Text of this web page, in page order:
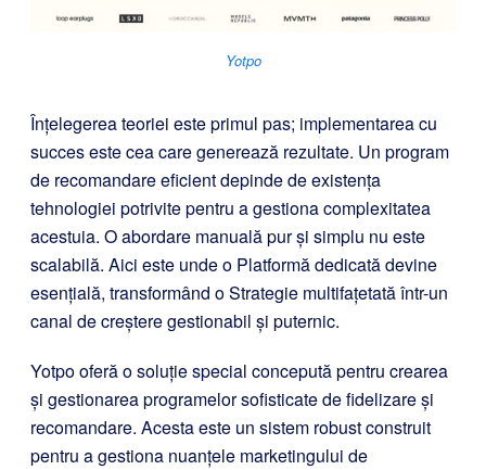
Yotpo
Înțelegerea teoriei este primul pas; implementarea cu
succes este cea care generează rezultate. Un program
de recomandare eficient depinde de existența
tehnologiei potrivite pentru a gestiona complexitatea
acestuia. O abordare manuală pur și simplu nu este
scalabilă. Aici este unde o Platformă dedicată devine
esențială, transformând o Strategie multifațetată într-un
canal de creștere gestionabil și puternic.
Yotpo oferă o soluție special concepută pentru crearea
și gestionarea programelor sofisticate de fidelizare și
recomandare. Acesta este un sistem robust construit
pentru a gestiona nuanțele marketingului de